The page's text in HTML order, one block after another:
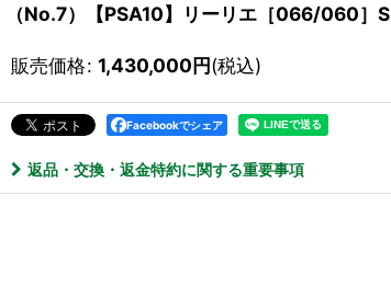
（No.7）【PSA10】リーリエ［066/060］
販売価格: 1,430,000円(税込)
Facebookでシェア
返品・交換・返金特約に関する重要事項